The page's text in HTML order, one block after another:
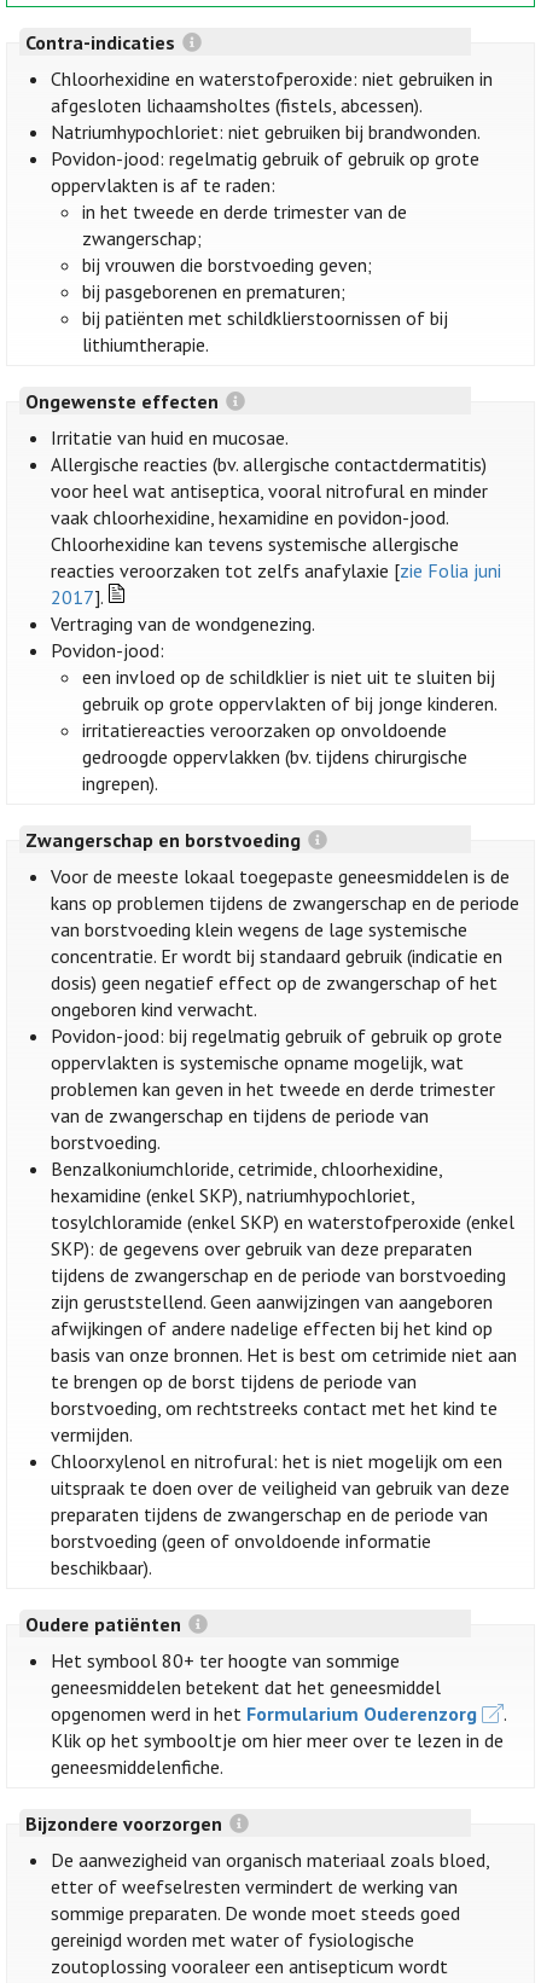
Contra-indicaties
Chloorhexidine en waterstofperoxide: niet gebruiken in
afgesloten lichaamsholtes (fistels, abcessen).
Natriumhypochloriet: niet gebruiken bij brandwonden.
Povidon-jood: regelmatig gebruik of gebruik op grote
oppervlakten is af te raden:
in het tweede en derde trimester van de
zwangerschap;
bij vrouwen die borstvoeding geven;
bij pasgeborenen en prematuren;
bij patiënten met schildklierstoornissen of bij
lithiumtherapie.
Ongewenste effecten
Irritatie van huid en mucosae.
Allergische reacties (bv. allergische contactdermatitis)
voor heel wat antiseptica, vooral nitrofural en minder
vaak chloorhexidine, hexamidine en povidon-jood.
Chloorhexidine kan tevens systemische allergische
reacties veroorzaken tot zelfs anafylaxie [zie Folia juni
2017].
Vertraging van de wondgenezing.
Povidon-jood:
een invloed op de schildklier is niet uit te sluiten bij
gebruik op grote oppervlakten of bij jonge kinderen.
irritatiereacties veroorzaken op onvoldoende
gedroogde oppervlakken (bv. tijdens chirurgische
ingrepen).
Zwangerschap en borstvoeding
Voor de meeste lokaal toegepaste geneesmiddelen is de
kans op problemen tijdens de zwangerschap en de periode
van borstvoeding klein wegens de lage systemische
concentratie. Er wordt bij standaard gebruik (indicatie en
dosis) geen negatief effect op de zwangerschap of het
ongeboren kind verwacht.
Povidon-jood: bij regelmatig gebruik of gebruik op grote
oppervlakten is systemische opname mogelijk, wat
problemen kan geven in het tweede en derde trimester
van de zwangerschap en tijdens de periode van
borstvoeding.
Benzalkoniumchloride, cetrimide, chloorhexidine,
hexamidine (enkel SKP), natriumhypochloriet,
tosylchloramide (enkel SKP) en waterstofperoxide (enkel
SKP): de gegevens over gebruik van deze preparaten
tijdens de zwangerschap en de periode van borstvoeding
zijn geruststellend. Geen aanwijzingen van aangeboren
afwijkingen of andere nadelige effecten bij het kind op
basis van onze bronnen. Het is best om cetrimide niet aan
te brengen op de borst tijdens de periode van
borstvoeding, om rechtstreeks contact met het kind te
vermijden.
Chloorxylenol en nitrofural: het is niet mogelijk om een
uitspraak te doen over de veiligheid van gebruik van deze
preparaten tijdens de zwangerschap en de periode van
borstvoeding (geen of onvoldoende informatie
beschikbaar).
Oudere patiënten
Het symbool 80+ ter hoogte van sommige
geneesmiddelen betekent dat het geneesmiddel
opgenomen werd in het Formularium Ouderenzorg
.
Klik op het symbooltje om hier meer over te lezen in de
geneesmiddelenfiche.
Bijzondere voorzorgen
De aanwezigheid van organisch materiaal zoals bloed,
etter of weefselresten vermindert de werking van
sommige preparaten. De wonde moet steeds goed
gereinigd worden met water of fysiologische
zoutoplossing vooraleer een antisepticum wordt